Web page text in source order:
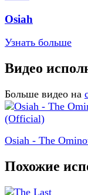
Osiah
Узнать больше
Видео
Больше видео на
Osiah - The
Похожие